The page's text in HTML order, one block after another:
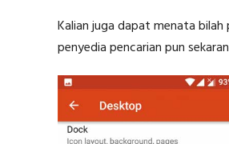
Kalian juga dapat menata
penyedia pencarian pun